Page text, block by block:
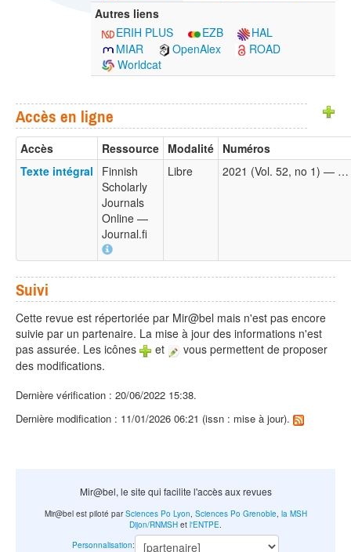
Autres liens
ERIH PLUS
EZB
HAL
MIAR
OpenAlex
ROAD
Worldcat
Accès en ligne
Accès Ressource Modalité Numéros
Texte intégral
Finnish
Scholarly
Journals
Online —
Journal.fi
Libre 2021 (Vol. 52, no 1) — …
Suivi
Cette revue est répertoriée par Mir@bel mais n'est pas encore
suivie par un partenaire. La mise à jour des informations n'est
pas assurée. Les icônes
et
vous permettent de proposer
des modifications.
Dernière vérification : 20/06/2022 15:38.
Dernière modification : 11/01/2026 06:21 (issn : mise à jour).
Mir@bel, le site qui facilite l'accès aux revues
Mir@bel est piloté parSciences Po Lyon Sciences Po Grenoble, la MSH
Dijon/RNMSH et l'ENTPE
Personnalisation: